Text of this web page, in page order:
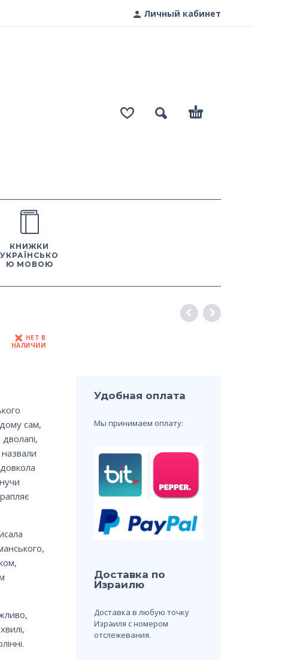
Личный кабинет
КНИЖКИ
УКРАЇНСЬКО
Ю МОВОЮ
НЕТ В
НАЛИЧИИ
сам,
Удобная оплата
Мы принимаем оплату:
Доставка по
Израилю
Доставка в любую точку
Израиля с номером
отслежевания.